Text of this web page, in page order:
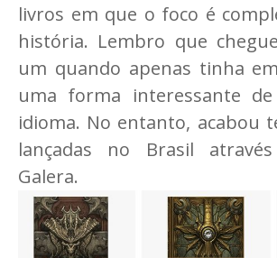
livros em que o foco é
história. Lembro que
um quando apenas tinha
uma forma interessante
idioma. No entanto, acabou
lançadas no Brasil
Galera.